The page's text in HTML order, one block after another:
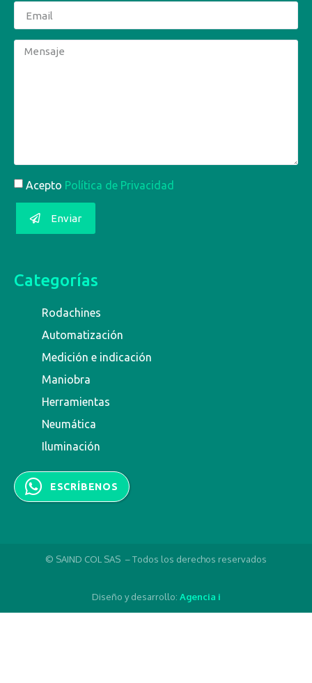
Acepto Política de Privacidad
Enviar
Categorías
Rodachines
Automatización
Medición e indicación
Maniobra
Herramientas
Neumática
Iluminación
ESCRÍBENOS
© SAIND COL SAS – Todos los derechos reservados
Diseño y desarrollo: Agencia i